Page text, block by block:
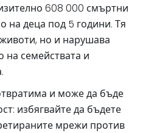
608 000 смъртни
на деца под 5 години. Тя
но и нарушава
семействата и
и може да бъде
избягвайте да бъдете
мрежи против